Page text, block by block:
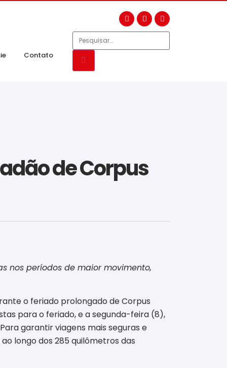
Contato
de Corpus
nos períodos de maior movimento,
o feriado prolongado de Corpus
para o feriado, e a segunda-feira (8),
garantir viagens mais seguras e
longo dos 285 quilômetros das